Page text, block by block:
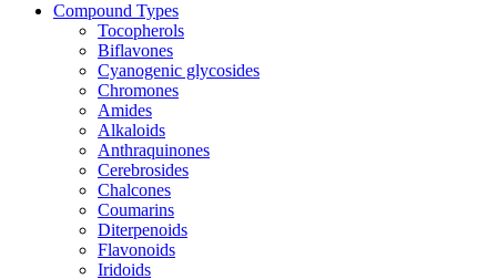
Compound Types
Tocopherols
Biflavones
Cyanogenic glycosides
Chromones
Amides
Alkaloids
Anthraquinones
Cerebrosides
Chalcones
Coumarins
Diterpenoids
Flavonoids
Iridoids